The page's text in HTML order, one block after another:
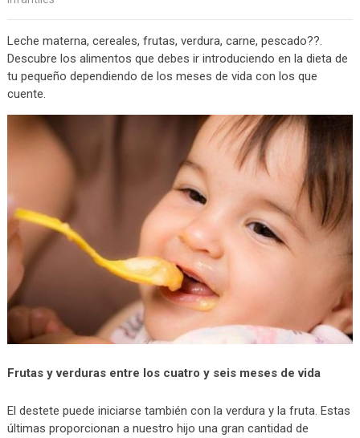
Leche materna, cereales, frutas, verdura, carne, pescado??.
Descubre los alimentos que debes ir introduciendo en la dieta de
tu pequeño dependiendo de los meses de vida con los que
cuente.
Frutas y verduras entre los cuatro y seis meses de vida
El destete puede iniciarse también con la verdura y la fruta. Estas
últimas proporcionan a nuestro hijo una gran cantidad de